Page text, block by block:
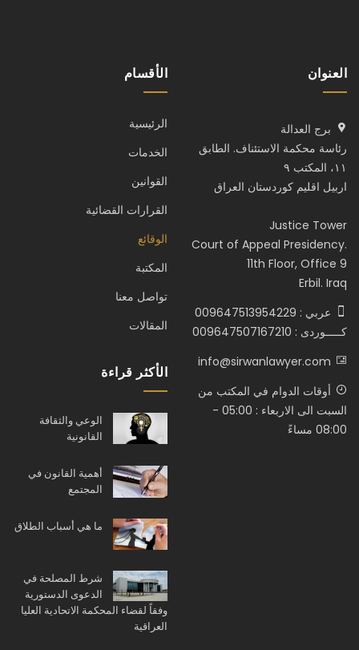
العنوان
برج العدالة
رئاسة محكمة الاستئناف. الطابق
١١، المكتب ٩
اربيل اقليم كوردستان العراق
Justice Tower
Court of Appeal Presidency.
11th Floor, Office 9
Erbil. Iraq
عربي : 009647513954229
كـــــوردى : 009647507167210
info@sirwanlawyer.com
أوقات الدوام في المكتب من
السبت الى الاربعاء : 05:00 -
08:00 مساءً
الأقسام
الرئيسية
الخدمات
القوانين
القرارات القضائية
الوقائع
المكتبة
تواصل معنا
المقالات
الأكثر قراءة
الوعي والثقافة
القانونية
أهمية القانون في
المجتمع
ما هي أسباب الطلاق
شرط المصلحة في
الدعوى الدستورية
وفقاً لقضاء المحكمة الاتحادية العليا
العراقية